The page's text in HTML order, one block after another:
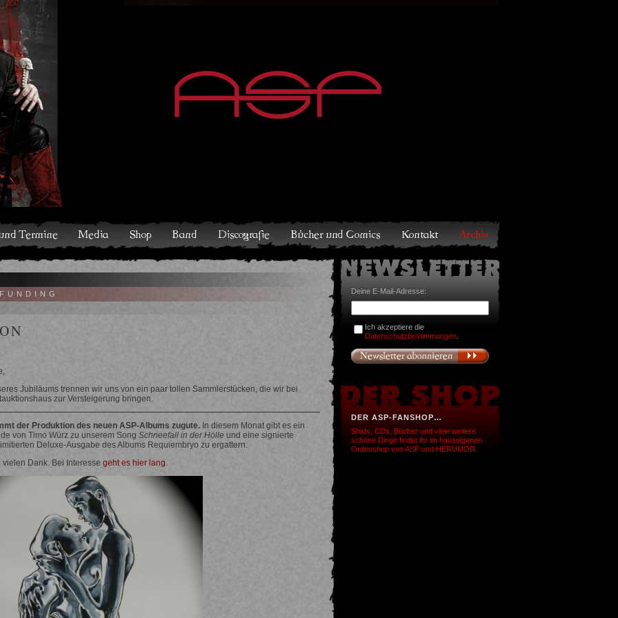
Band Discografie Bücher und Comics Kontakt Archiv
Deine E-Mail-Adresse:
Ich akzeptiere die
Datenschutzbestimmungen
DER ASP-FANSHOP…
Shirts, CDs, Bücher und viele weitere
schöne Dinge findet ihr im hauseigenen
Onlineshop von ASP und HERUMOR.
Jubiläums trennen wir uns von ein paar tollen Sammlerstücken, die wir bei
zur Versteigerung bringen.
der Produktion des neuen ASP-Albums zugute. In diesem Monat gibt es ein
von Timo Würz zu unserem Song Schneefall in der Hölle und eine signierte
Deluxe-Ausgabe des Albums Requiembryo zu ergattern.
Dank. Bei Interesse geht es hier lang